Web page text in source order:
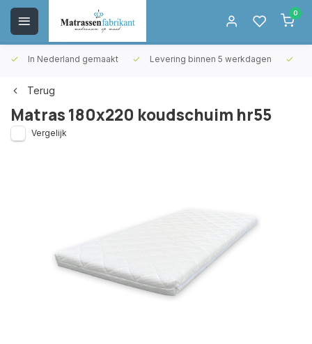
0
In Nederland gemaakt Levering binnen 5 werkdagen
Terug
Matras 180x220 koudschuim hr55
Vergelijk